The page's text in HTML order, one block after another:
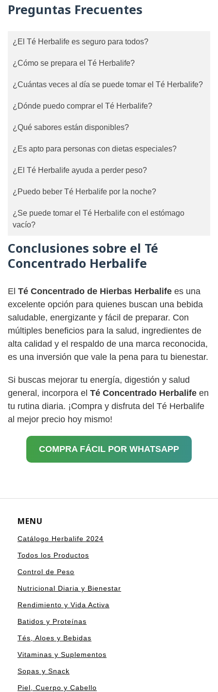
Preguntas Frecuentes
¿El Té Herbalife es seguro para todos?
¿Cómo se prepara el Té Herbalife?
¿Cuántas veces al día se puede tomar el Té Herbalife?
¿Dónde puedo comprar el Té Herbalife?
¿Qué sabores están disponibles?
¿Es apto para personas con dietas especiales?
¿El Té Herbalife ayuda a perder peso?
¿Puedo beber Té Herbalife por la noche?
¿Se puede tomar el Té Herbalife con el estómago
vacío?
Conclusiones sobre el Té
Concentrado Herbalife
El Té Concentrado de Hierbas Herbalife es una
excelente opción para quienes buscan una bebida
saludable, energizante y fácil de preparar. Con
múltiples beneficios para la salud, ingredientes de
alta calidad y el respaldo de una marca reconocida,
es una inversión que vale la pena para tu bienestar.
Si buscas mejorar tu energía, digestión y salud
general, incorpora el Té Concentrado Herbalife en
tu rutina diaria. ¡Compra y disfruta del Té Herbalife
al mejor precio hoy mismo!
COMPRA FÁCIL POR WHATSAPP
MENU
Catálogo Herbalife 2024
Todos los Productos
Control de Peso
Nutricional Diaria y Bienestar
Rendimiento y Vida Activa
Batidos y Proteínas
Tés, Aloes y Bebidas
Vitaminas y Suplementos
Sopas y Snack
Piel, Cuerpo y Cabello